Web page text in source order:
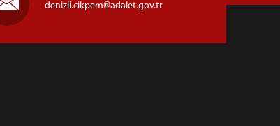
denizli.cikpem adalet.gov.tr